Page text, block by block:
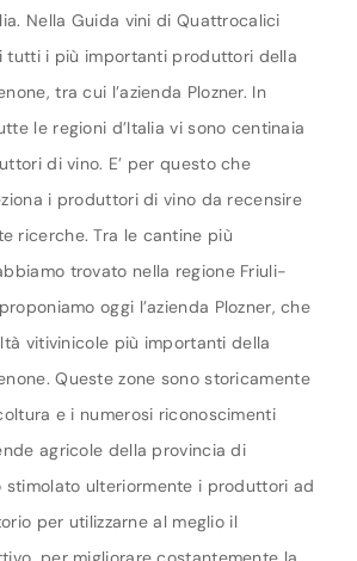
Nella Guida vini di Quattrocalici
tutti i più importanti produttori della
tra cui l’azienda Plozner. In
le regioni d’Italia vi sono centinaia
di vino. E’ per questo che
i produttori di vino da recensire
ricerche. Tra le cantine più
trovato nella regione Friuli-
oggi l’azienda Plozner, che
vitivinicole più importanti della
Queste zone sono storicamente
e i numerosi riconoscimenti
agricole della provincia di
stimolato ulteriormente i produttori ad
per utilizzarne al meglio il